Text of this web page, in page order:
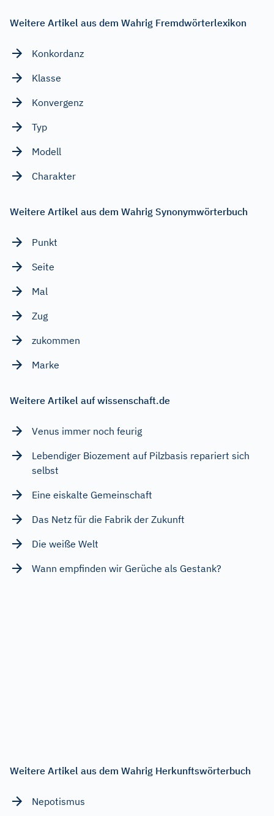
Weitere Artikel aus dem Wahrig Fremdwörterlexikon
Konkordanz
Klasse
Konvergenz
Typ
Modell
Charakter
Weitere Artikel aus dem Wahrig Synonymwörterbuch
Punkt
Seite
Mal
Zug
zukommen
Marke
Weitere Artikel auf wissenschaft.de
Venus immer noch feurig
Lebendiger Biozement auf Pilzbasis repariert sich
selbst
Eine eiskalte Gemeinschaft
Das Netz für die Fabrik der Zukunft
Die weiße Welt
Wann empfinden wir Gerüche als Gestank?
Weitere Artikel aus dem Wahrig Herkunftswörterbuch
Nepotismus